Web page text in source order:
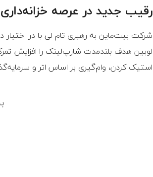
رقیب جدید در عرصه خزانه‌داری
لوبین هدف بلندمدت شارپ‌لینک را افزایش
استیک کردن، وام‌گیری بر اساس اتر و